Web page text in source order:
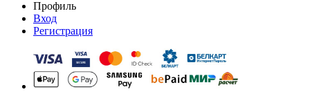
Профиль
Вход
Регистрация